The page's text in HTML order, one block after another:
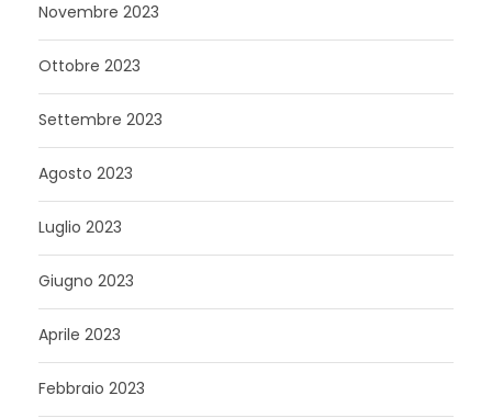
Novembre 2023
Ottobre 2023
Settembre 2023
Agosto 2023
Luglio 2023
Giugno 2023
Aprile 2023
Febbraio 2023